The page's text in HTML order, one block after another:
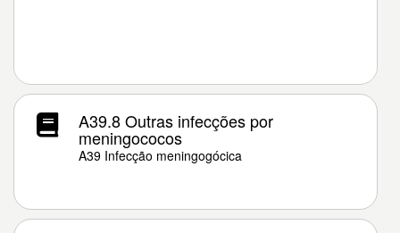
A39.8 Outras infecções por
meningococos
A39 Infecção meningogócica